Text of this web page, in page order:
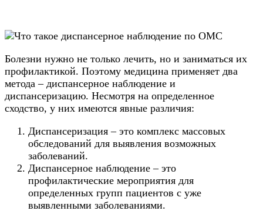
Болезни нужно не только лечить, но и заниматься их
профилактикой. Поэтому медицина применяет два
метода – диспансерное наблюдение и
диспансеризацию. Несмотря на определенное
сходство, у них имеются явные различия:
Диспансеризация – это комплекс массовых
обследований для выявления возможных
заболеваний.
Диспансерное наблюдение – это
профилактические мероприятия для
определенных групп пациентов с уже
выявленными заболеваниями.